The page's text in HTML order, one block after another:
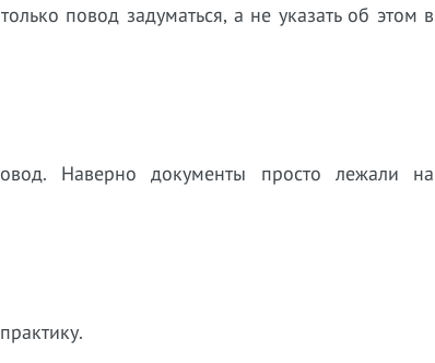
повод задуматься, а не указать об этом в
Наверно документы просто лежали на